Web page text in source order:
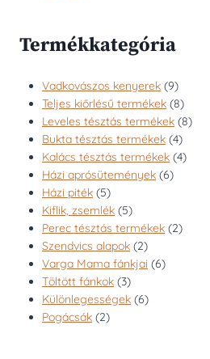
Termékkategória
Vadkovászos kenyerek 99
termék
Teljes kiőrlésű termékek 88
termék
Leveles tésztás termékek 88
Bukta tésztás termékek 44
termék
Kalács tésztás termékek 44
Házi aprósütemények 66
Házi piték 55
termék
Kiflik, zsemlék 55
termék
Perec tésztás termékek 22
Szendvics alapok 22
termék
Varga Mama fánkjai 66
Töltött fánkok 33
termék
Különlegességek 66
Pogácsák 22